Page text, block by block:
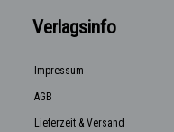
Verlagsinfo
Impressum
AGB
Lieferzeit & Versand